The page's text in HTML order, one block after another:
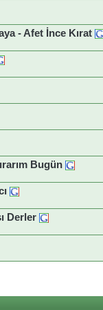
- Afet İnce Kırat
Bugün
Derler